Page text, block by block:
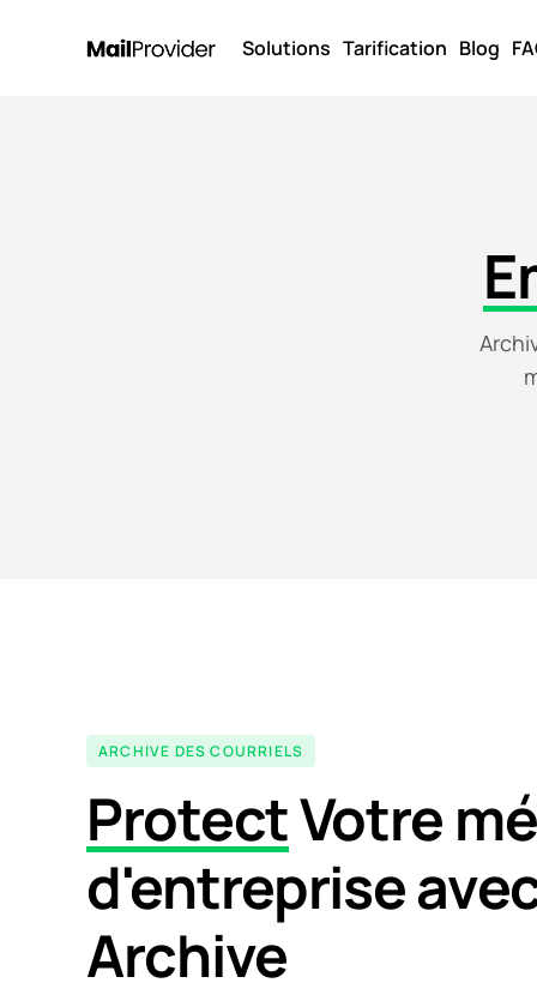
Solutions Tarification Blog
ARCHIVE DES COURRIELS
ProtectVotre
d'entreprise
Archive